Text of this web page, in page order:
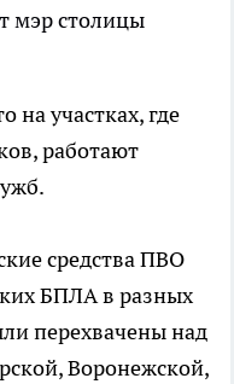
мэр столицы
на участках, где
работают
средства ПВО
БПЛА в разных
перехвачены над
Воронежской,